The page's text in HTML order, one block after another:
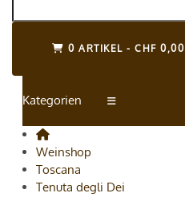
0 ARTIKEL - CHF 0,00
Kategorien
Weinshop
Toscana
Tenuta degli Dei